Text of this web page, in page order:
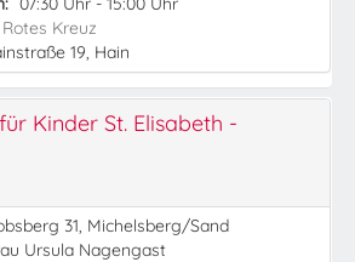
Kreuz
19, Hain
Kinder St. Elisabeth -
31, Michelsberg/Sand
Ursula Nagengast